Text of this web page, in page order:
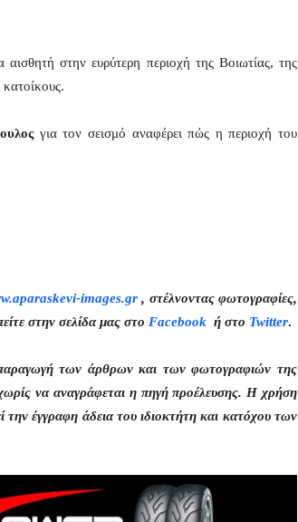
αισθητή στην ευρύτερη περιοχή της Βοιωτίας, της
για τον σεισμό αναφέρει πώς η περιοχή του
images.gr , στέλνοντας φωτογραφίες,
στην σελίδα μας στο Facebook ή στο Twitter.
των άρθρων και των φωτογραφιών της
να αναγράφεται η πηγή προέλευσης. Η χρήση
έγγραφη άδεια του ιδιοκτήτη και κατόχου των